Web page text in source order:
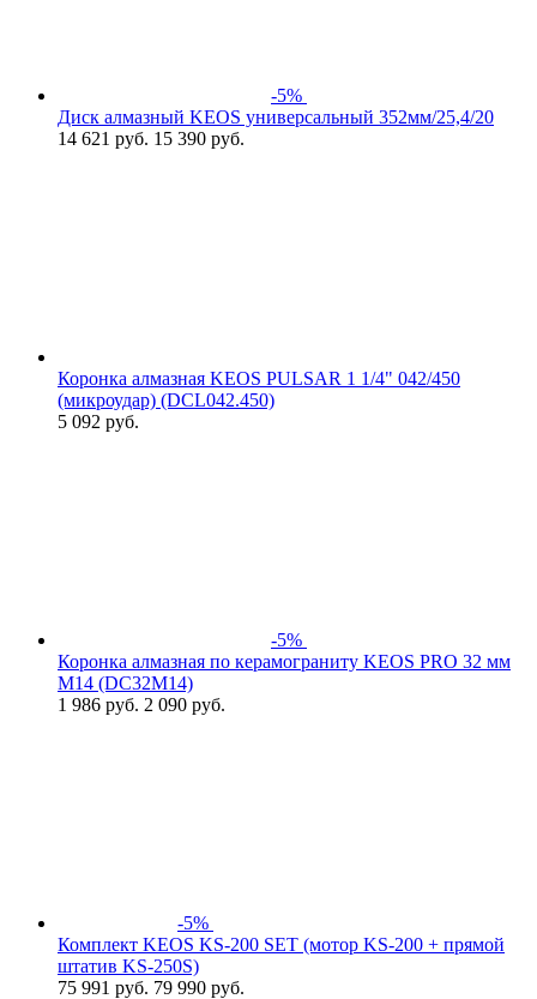
-5%
Диск алмазный KEOS универсальный 352мм/25,4/20
14 621 руб. 15 390 руб.
Коронка алмазная KEOS PULSAR 1 1/4" 042/450
(микроудар) (DCL042.450)
5 092 руб.
-5%
Коронка алмазная по керамограниту KEOS PRO 32 мм
M14 (DC32M14)
1 986 руб. 2 090 руб.
-5%
Комплект KEOS KS-200 SET (мотор KS-200 + прямой
штатив KS-250S)
75 991 руб. 79 990 руб.